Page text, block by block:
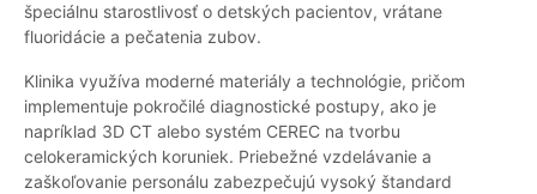
špeciálnu starostlivosť o detských pacientov, vrátane
fluoridácie a pečatenia zubov.
Klinika využíva moderné materiály a technológie, pričom
implementuje pokročilé diagnostické postupy, ako je
napríklad 3D CT alebo systém CEREC na tvorbu
celokeramických koruniek. Priebežné vzdelávanie a
zaškoľovanie personálu zabezpečujú vysoký štandard